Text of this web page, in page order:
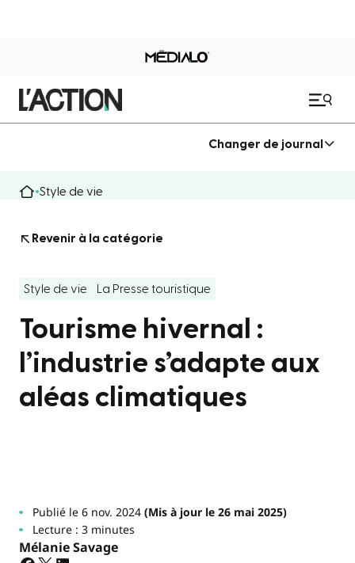
Changer de journal
Style de vie
Revenir à la catégorie
Style de vie La Presse touristique
Tourisme hivernal :
l’industrie s’adapte aux
aléas climatiques
Publié le 6 nov. 2024(Mis à jour le 26 mai 2025)
Lecture : 3 minutes
Mélanie Savage